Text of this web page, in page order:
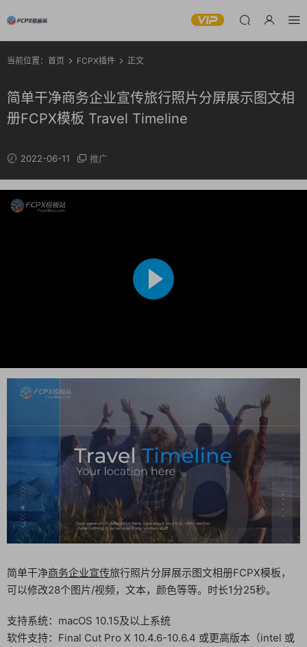
当前位置： 首页 FCPX插件 正文
简单干净商务企业宣传旅行照片分屏展示图文相
册FCPX模板 Travel Timeline
2022-06-11 推广
简单干净商务企业宣传旅行照片分屏展示图文相册FCPX模板，
可以修改28个图片/视频，文本，颜色等等。时长1分25秒。
支持系统：macOS 10.15及以上系统
软件支持：Final Cut Pro X 10.4.6-10.6.4 或更高版本（intel 或